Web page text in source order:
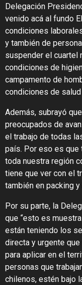
Delegación
venido acá al fundo
condiciones
y también de
suspender el cuartel
condiciones de
campamento de
condiciones de
Además, subrayó
preocupados de
el trabajo de todas
país. Por eso es
toda nuestra región
tiene que ver con el
también en packing y
Por su parte, la
que “esto es
están teniendo los
directa y urgente
para aplicar en el
personas que
chilenos, estén bajo